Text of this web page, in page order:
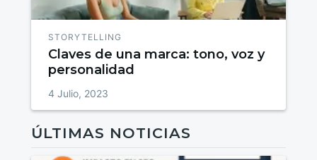
STORYTELLING
Claves de una marca: tono, voz y
personalidad
4 Julio, 2023
ÚLTIMAS NOTICIAS